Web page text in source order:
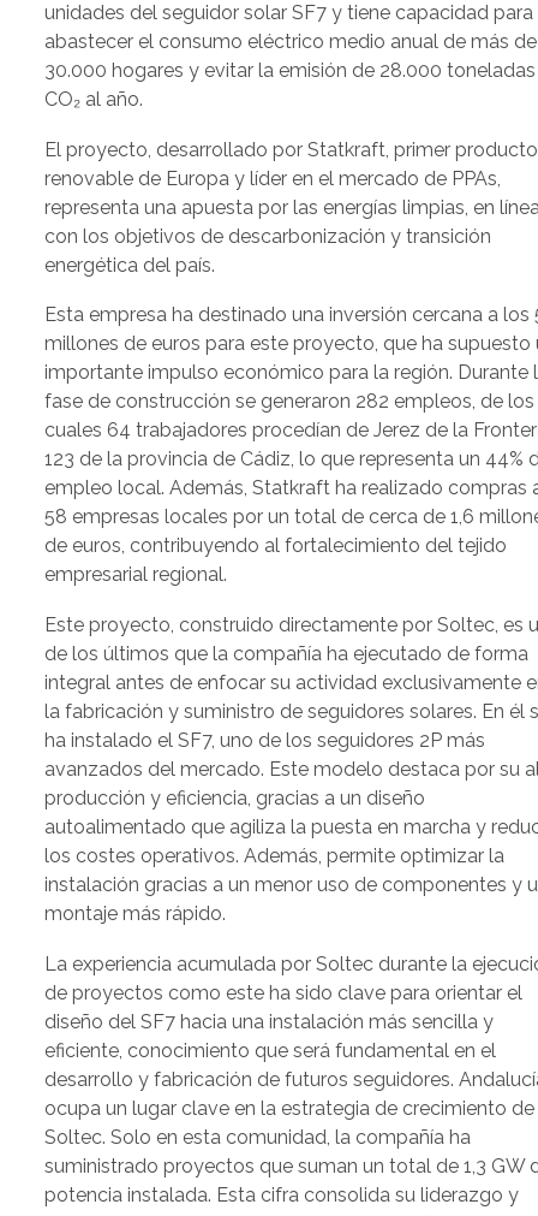
unidades del seguidor solar SF7 y tiene capacidad para
abastecer el consumo eléctrico medio anual de más de
30.000 hogares y evitar la emisión de 28.000
CO₂ al año.
El proyecto, desarrollado por Statkraft, primer
renovable de Europa y líder en el mercado de PPAs,
representa una apuesta por las energías limpias, en
con los objetivos de descarbonización y transición
energética del país.
Esta empresa ha destinado una inversión cercana a los
millones de euros para este proyecto, que ha supuesto
importante impulso económico para la región. Durante
fase de construcción se generaron 282 empleos, de los
cuales 64 trabajadores procedían de Jerez de la
123 de la provincia de Cádiz, lo que representa un 44%
empleo local. Además, Statkraft ha realizado compras
58 empresas locales por un total de cerca de 1,6
de euros, contribuyendo al fortalecimiento del tejido
empresarial regional.
Este proyecto, construido directamente por Soltec, es
de los últimos que la compañía ha ejecutado de forma
integral antes de enfocar su actividad exclusivamente
la fabricación y suministro de seguidores solares. En él
ha instalado el SF7, uno de los seguidores 2P más
avanzados del mercado. Este modelo destaca por su
producción y eficiencia, gracias a un diseño
autoalimentado que agiliza la puesta en marcha y
los costes operativos. Además, permite optimizar la
instalación gracias a un menor uso de componentes y
montaje más rápido.
La experiencia acumulada por Soltec durante la
de proyectos como este ha sido clave para orientar el
diseño del SF7 hacia una instalación más sencilla y
eficiente, conocimiento que será fundamental en el
desarrollo y fabricación de futuros seguidores.
ocupa un lugar clave en la estrategia de crecimiento de
Soltec. Solo en esta comunidad, la compañía ha
suministrado proyectos que suman un total de 1,3 GW
potencia instalada. Esta cifra consolida su liderazgo y